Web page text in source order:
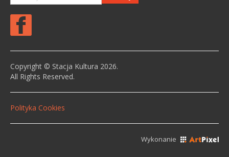
Copyright © Stacja Kultura 2026.
All Rights Reserved.
Polityka Cookies
Wykonanie